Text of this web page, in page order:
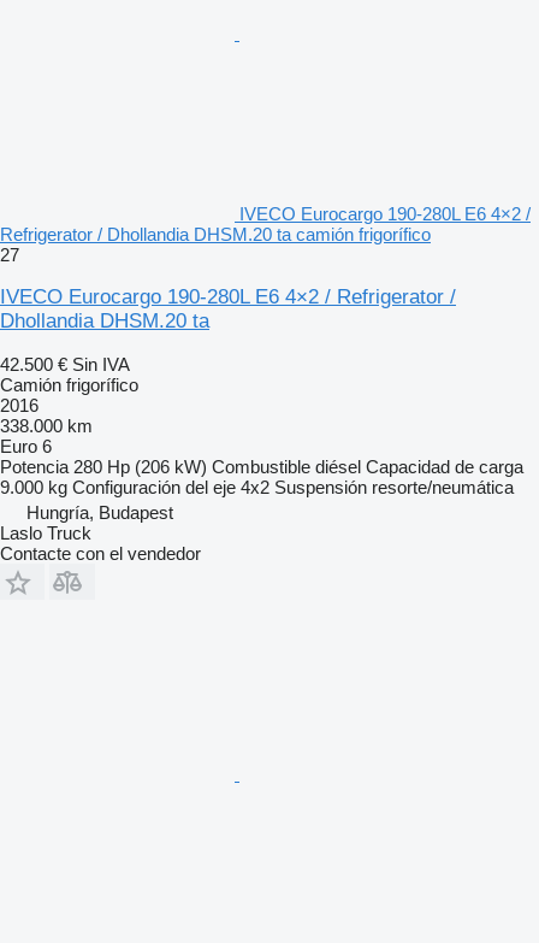
IVECO Eurocargo 190-280L E6 4×2 /
Refrigerator / Dhollandia DHSM.20 ta camión frigorífico
27
IVECO Eurocargo 190-280L E6 4×2 / Refrigerator /
Dhollandia DHSM.20 ta
42.500 € Sin IVA
Camión frigorífico
2016
338.000 km
Euro 6
Potencia 280 Hp (206 kW) Combustible diésel Capacidad de carga
9.000 kg Configuración del eje 4x2 Suspensión resorte/neumática
Hungría, Budapest
Laslo Truck
Contacte con el vendedor